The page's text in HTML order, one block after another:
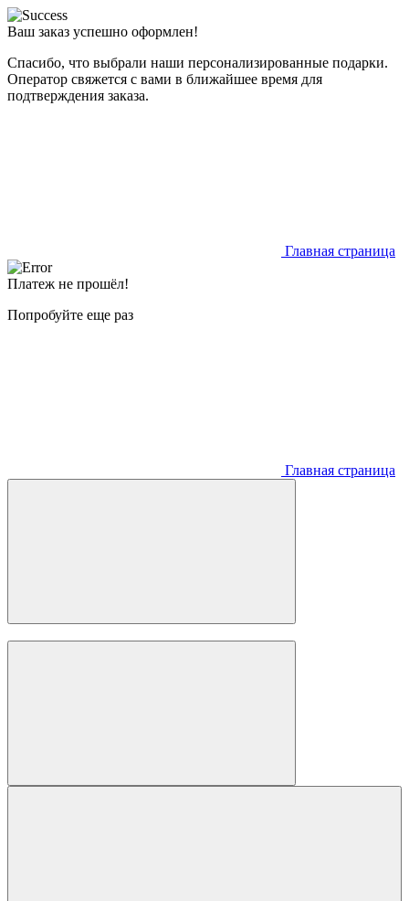
Ваш заказ успешно оформлен!
Спасибо, что выбрали наши персонализированные подарки.
Оператор свяжется с вами в ближайшее время для
подтверждения заказа.
Главная страница
Платеж не прошёл!
Попробуйте еще раз
Главная страница